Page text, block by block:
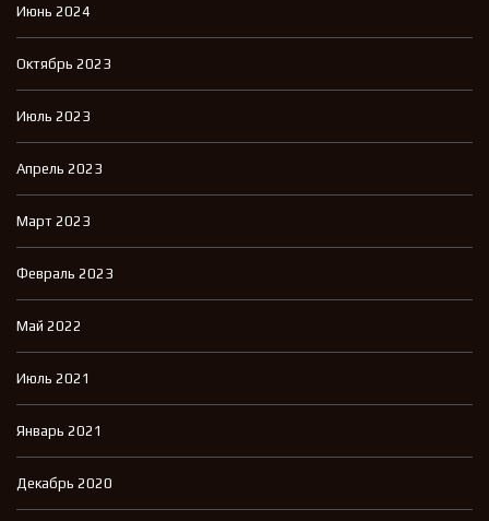
Июнь 2024
Октябрь 2023
Июль 2023
Апрель 2023
Март 2023
Февраль 2023
Май 2022
Июль 2021
Январь 2021
Декабрь 2020